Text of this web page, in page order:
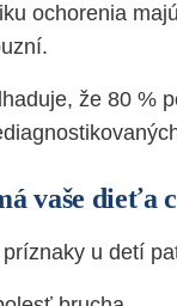
ochorenia
že 80 %
vaše dieťa
u detí